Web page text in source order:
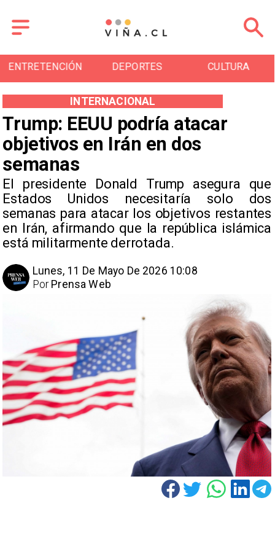
ENTRETENCIÓN DEPORTES CULTURA
Trump: EEUU podría atacar
objetivos en Irán en dos
semanas
El presidente Donald Trump asegura que
Estados Unidos necesitaría solo dos
semanas para atacar los objetivos restantes
en Irán, afirmando que la república islámica
está militarmente derrotada.
INTERNACIONAL
Lunes, 11 De Mayo De 2026 10:08
Prensa Web
Por